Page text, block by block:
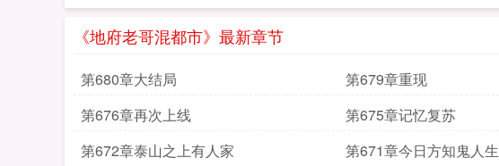
《地府老哥混都市》最新章节
第680章大结局 第679章重现
第676章再次上线
第675章记忆复苏
第672章泰山之上有人家
第671章今日方知鬼人生